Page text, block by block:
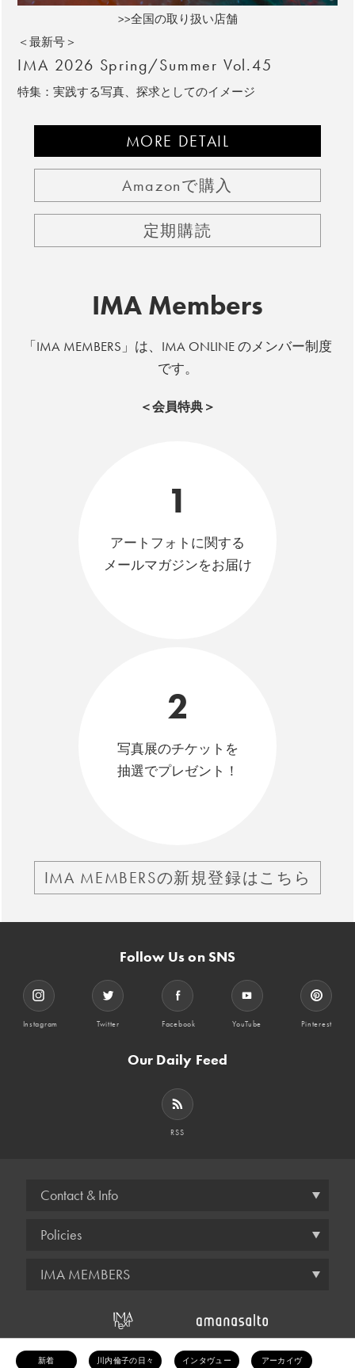
>>全国の取り扱い店舗
＜最新号＞
IMA 2026 Spring/Summer Vol.45
特集：実践する写真、探求としてのイメージ
MORE DETAIL
Amazonで購入
定期購読
IMA Members
「IMA MEMBERS」は、IMA ONLINE のメンバー制度
です。
＜会員特典＞
1
アートフォトに関する
メールマガジンをお届け
2
写真展のチケットを
抽選でプレゼント！
IMA MEMBERSの新規登録はこちら
Follow Us on SNS
Instagram Twitter Facebook YouTube Pinterest
Our Daily Feed
RSS
Contact & Info
Policies
IMA MEMBERS
© amana inc.
新着 川内倫子の日々 インタヴュー アーカイヴ